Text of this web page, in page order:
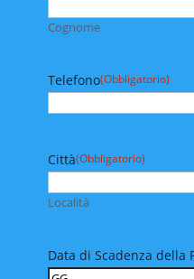
Cognome
Telefono(Obbligatorio)
Città(Obbligatorio)
Località
Data di Scadenza della